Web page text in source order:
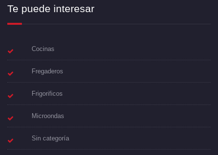
Te puede interesar
Cocinas
Fregaderos
Frigorificos
Microondas
Sin categoría